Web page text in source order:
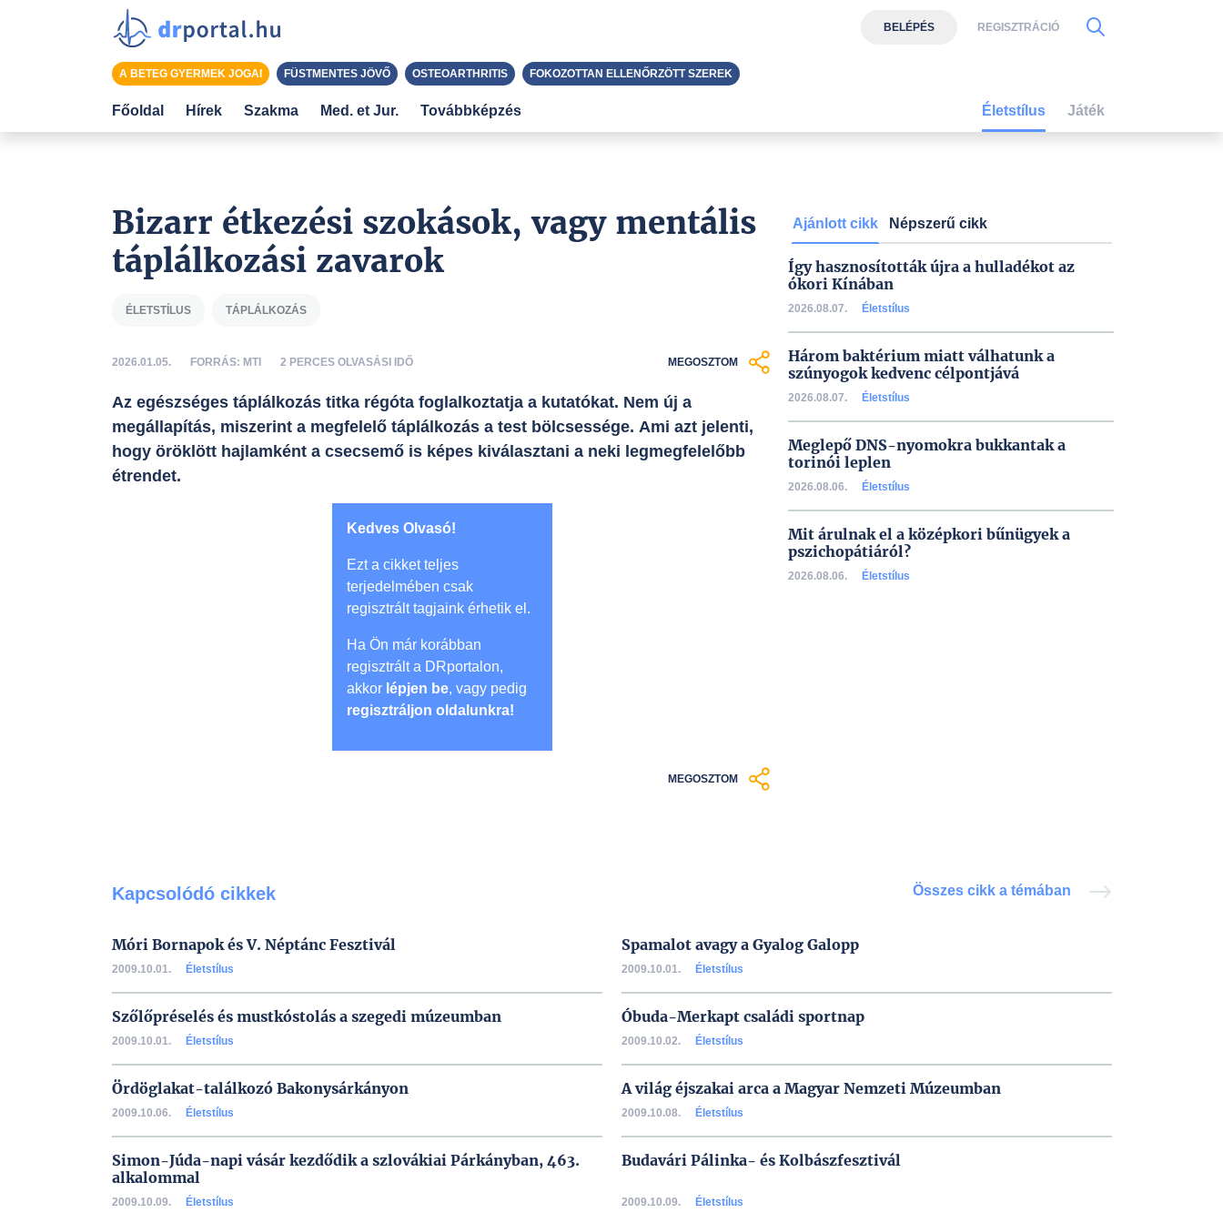
Bizarr étkezési szokások, vagy mentális
táplálkozási zavarok
ÉLETSTÍLUS TÁPLÁLKOZÁS
2026.01.05. FORRÁS: MTI 2 PERCES OLVASÁSI IDŐ MEGOSZTOM
Az egészséges táplálkozás titka régóta foglalkoztatja a kutatókat. Nem új a
megállapítás, miszerint a megfelelő táplálkozás a test bölcsessége. Ami azt jelenti,
hogy öröklött hajlamként a csecsemő is képes kiválasztani a neki legmegfelelőbb
étrendet.
Kedves Olvasó!
Ezt a cikket teljes
terjedelmében csak
regisztrált tagjaink érhetik el.
Ha Ön már korábban
regisztrált a DRportalon,
akkor lépjen be, vagy pedig
regisztráljon oldalunkra!
MEGOSZTOM
Ajánlott cikk Népszerű cikk
Így hasznosították újra a hulladékot az
ókori Kínában
2026.08.07. Életstílus
Három baktérium miatt válhatunk a
szúnyogok kedvenc célpontjává
2026.08.07. Életstílus
Meglepő DNS-nyomokra bukkantak a
torinói leplen
2026.08.06. Életstílus
Mit árulnak el a középkori bűnügyek a
pszichopátiáról?
2026.08.06. Életstílus
Kapcsolódó cikkek Összes cikk a témában
Móri Bornapok és V. Néptánc Fesztivál
2009.10.01. Életstílus
Spamalot avagy a Gyalog Galopp
2009.10.01. Életstílus
Szőlőpréselés és mustkóstolás a szegedi múzeumban
2009.10.01. Életstílus
Óbuda-Merkapt családi sportnap
2009.10.02. Életstílus
Ördöglakat-találkozó Bakonysárkányon
2009.10.06. Életstílus
A világ éjszakai arca a Magyar Nemzeti Múzeumban
2009.10.08. Életstílus
Simon-Júda-napi vásár kezdődik a szlovákiai Párkányban, 463.
alkalommal
2009.10.09. Életstílus
Budavári Pálinka- és Kolbászfesztivál
2009.10.09. Életstílus
BELÉPÉS REGISZTRÁCIÓ
A BETEG GYERMEK JOGAI FÜSTMENTES JÖVŐ OSTEOARTHRITIS FOKOZOTTAN ELLENŐRZÖTT SZEREK
Főoldal Hírek Szakma Med. et Jur. Továbbképzés Életstílus Játék